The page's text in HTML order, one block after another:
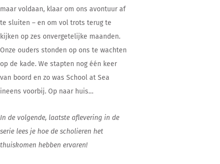
maar voldaan, klaar om ons avontuur af
te sluiten – en om vol trots terug te
kijken op zes onvergetelijke maanden.
Onze ouders stonden op ons te wachten
op de kade. We stapten nog één keer
van boord en zo was School at Sea
ineens voorbij. Op naar huis…
In de volgende, laatste aflevering in de
serie lees je hoe de scholieren het
thuiskomen hebben ervaren!